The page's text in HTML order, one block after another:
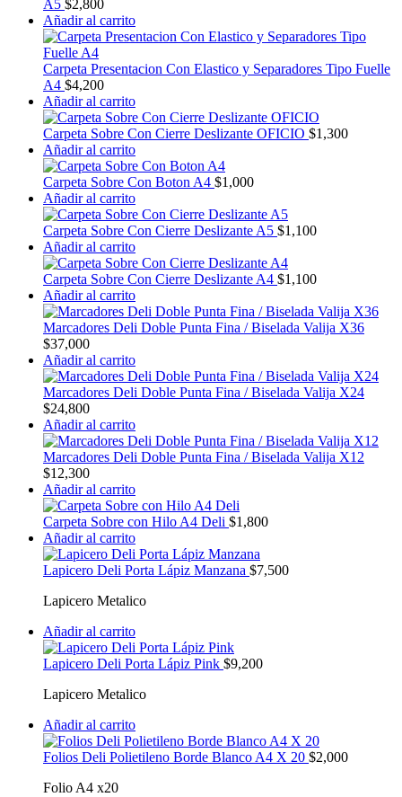
A5 $2,800
Añadir al carrito
Carpeta Presentacion Con Elastico y Separadores Tipo Fuelle
A4 $4,200
Añadir al carrito
Carpeta Sobre Con Cierre Deslizante OFICIO $1,300
Añadir al carrito
Carpeta Sobre Con Boton A4 $1,000
Añadir al carrito
Carpeta Sobre Con Cierre Deslizante A5 $1,100
Añadir al carrito
Carpeta Sobre Con Cierre Deslizante A4 $1,100
Añadir al carrito
Marcadores Deli Doble Punta Fina / Biselada Valija X36
$37,000
Añadir al carrito
Marcadores Deli Doble Punta Fina / Biselada Valija X24
$24,800
Añadir al carrito
Marcadores Deli Doble Punta Fina / Biselada Valija X12
$12,300
Añadir al carrito
Carpeta Sobre con Hilo A4 Deli $1,800
Añadir al carrito
Lapicero Deli Porta Lápiz Manzana $7,500
Lapicero Metalico
Añadir al carrito
Lapicero Deli Porta Lápiz Pink $9,200
Lapicero Metalico
Añadir al carrito
Folios Deli Polietileno Borde Blanco A4 X 20 $2,000
Folio A4 x20